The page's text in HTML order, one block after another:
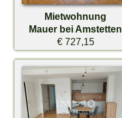
Mietwohnung
Mauer bei Amstetten
€ 727,15